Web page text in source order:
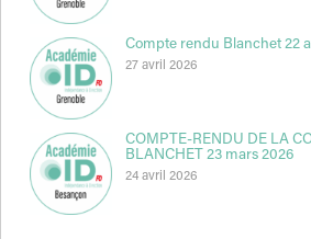
Compte rendu Blanchet 22
27 avril 2026
COMPTE-RENDU DE LA
BLANCHET 23 mars 2026
24 avril 2026